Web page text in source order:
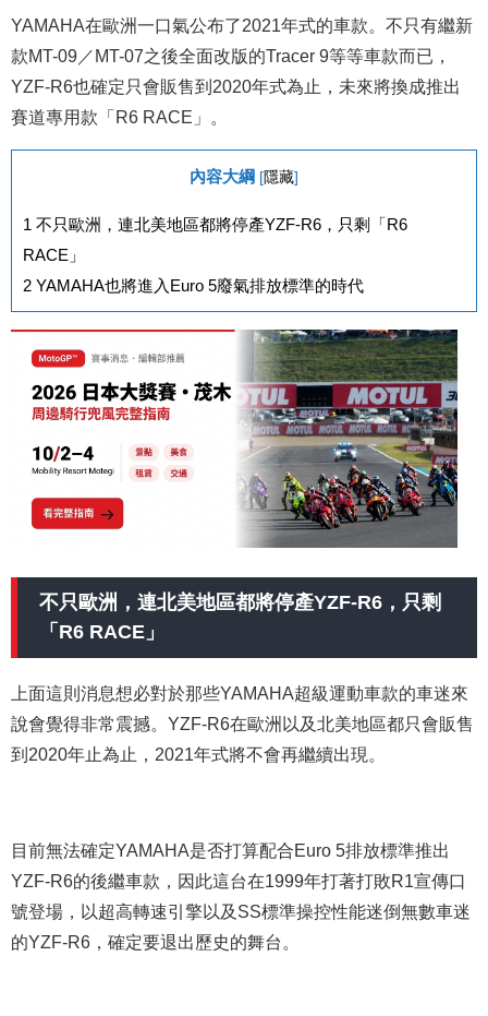
YAMAHA在歐洲一口氣公布了2021年式的車款。不只有繼新
款MT-09／MT-07之後全面改版的Tracer 9等等車款而已，
YZF-R6也確定只會販售到2020年式為止，未來將換成推出
賽道專用款「R6 RACE」。
內容大綱 [隱藏]
1 不只歐洲，連北美地區都將停產YZF-R6，只剩「R6
RACE」
2 YAMAHA也將進入Euro 5廢氣排放標準的時代
不只歐洲，連北美地區都將停產YZF-R6，只剩
「R6 RACE」
上面這則消息想必對於那些YAMAHA超級運動車款的車迷來
說會覺得非常震撼。YZF-R6在歐洲以及北美地區都只會販售
到2020年止為止，2021年式將不會再繼續出現。
目前無法確定YAMAHA是否打算配合Euro 5排放標準推出
YZF-R6的後繼車款，因此這台在1999年打著打敗R1宣傳口
號登場，以超高轉速引擎以及SS標準操控性能迷倒無數車迷
的YZF-R6，確定要退出歷史的舞台。